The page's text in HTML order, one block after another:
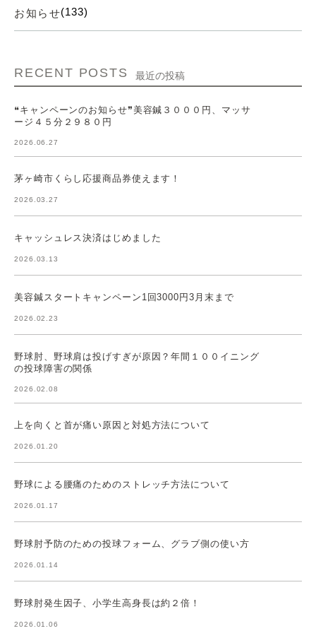
お知らせ(133)
RECENT POSTS 最近の投稿
❝キャンペーンのお知らせ❞美容鍼３０００円、マッサ
ージ４５分２９８０円
2026.06.27
茅ヶ崎市くらし応援商品券使えます！
2026.03.27
キャッシュレス決済はじめました
2026.03.13
美容鍼スタートキャンペーン1回3000円3月末まで
2026.02.23
野球肘、野球肩は投げすぎが原因？年間１００イニング
の投球障害の関係
2026.02.08
上を向くと首が痛い原因と対処方法について
2026.01.20
野球による腰痛のためのストレッチ方法について
2026.01.17
野球肘予防のための投球フォーム、グラブ側の使い方
2026.01.14
野球肘発生因子、小学生高身長は約２倍！
2026.01.06